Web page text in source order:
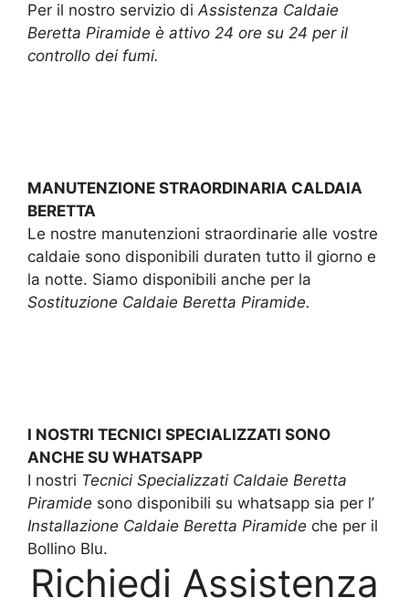
Per il nostro servizio diAssistenza Caldaie
Beretta Piramide è attivo 24 ore su 24 per il
controllo dei fumi.
MANUTENZIONE STRAORDINARIA CALDAIA
BERETTA
Le nostre manutenzioni straordinarie alle vostre
caldaie sono disponibili duraten tutto il giorno e
la notte. Siamo disponibili anche per la
Sostituzione Caldaie Beretta Piramide.
I NOSTRI TECNICI SPECIALIZZATI SONO
ANCHE SU WHATSAPP
I nostri Tecnici Specializzati Caldaie Beretta
Piramide sono disponibili su whatsapp sia per l’
Installazione Caldaie Beretta Piramide che per il
Bollino Blu.
Richiedi Assistenza